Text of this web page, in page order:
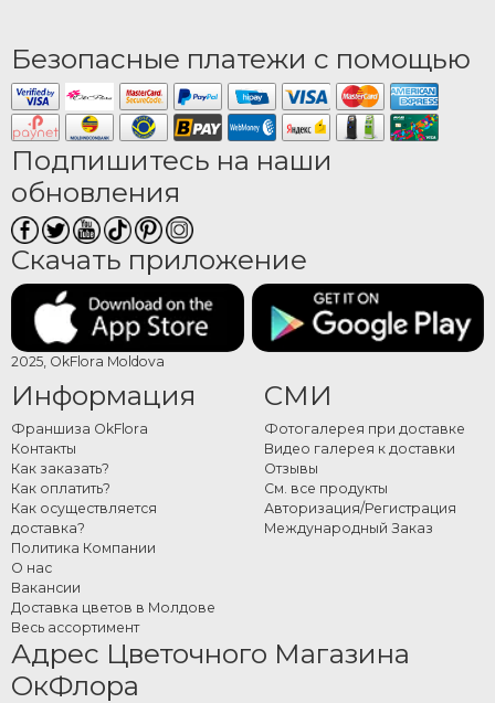
Безопасные платежи с помощью
Подпишитесь на наши
обновления
Скачать приложение
2025, OkFlora Moldova
Информация
Франшиза OkFlora
Контакты
Как заказать?
Как оплатить?
Как осуществляется
доставка?
Политика Компании
О нас
Вакансии
Доставка цветов в Молдове
Весь ассортимент
СМИ
Фотогалерея при доставке
Видео галерея к доставки
Отзывы
См. все продукты
Авторизация/Регистрация
Международный Заказ
Адрес Цветочного Магазина
ОкФлора